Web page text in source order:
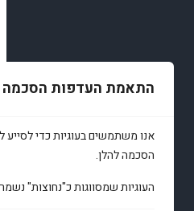
התאמת העדפות הסכמה
אנו משתמשים בעוגיות כדי לסייע
הסכמה להלן.
העוגיות שמסווגות כ"נחוצות"